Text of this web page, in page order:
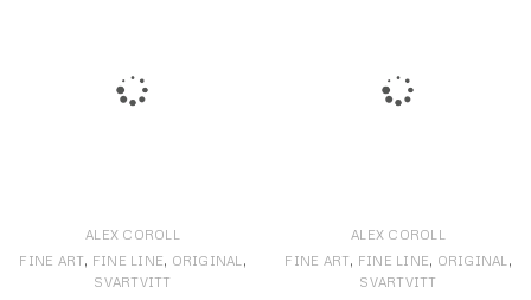
ALEX COROLL
FINE ART, FINE LINE, ORIGINAL ,
SVARTVITT
ALEX COROLL
FINE ART, FINE LINE, ORIGINAL ,
SVARTVITT